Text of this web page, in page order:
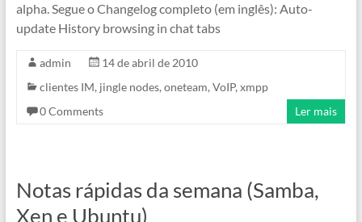
alpha. Segue o Changelog completo (em inglês): Auto-
update History browsing in chat tabs
admin
14 de abril de 2010
clientes IM, jingle nodes, oneteam, VoIP, xmpp
0 Comments
Ler mais
Notas rápidas da semana (Samba,
Xen e Ubuntu)